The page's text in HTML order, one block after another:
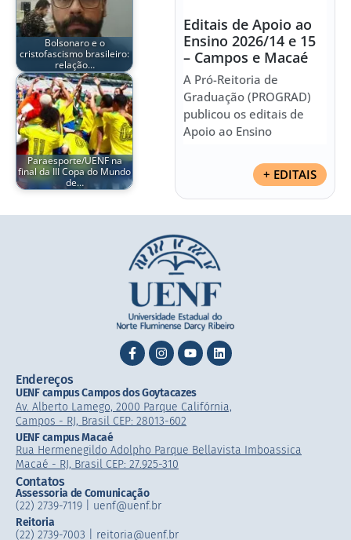
Bolsonaro e o
cristofascismo brasileiro:
relação…
Paraesporte/UENF na
final da III Copa do Mundo
de…
Editais de Apoio ao
Ensino 2026/14 e 15
– Campos e Macaé
A Pró-Reitoria de
Graduação (PROGRAD)
publicou os editais de
Apoio ao Ensino
+ EDITAIS
Endereços
UENF campus Campos dos Goytacazes
Av. Alberto Lamego, 2000 Parque Califórnia,
Campos - RJ, Brasil CEP: 28013-602
UENF campus Macaé
Rua Hermenegildo Adolpho Parque Bellavista Imboassica
Macaé - RJ, Brasil CEP: 27.925-310
Contatos
Assessoria de Comunicação
(22) 2739-7119 | uenf@uenf.br
Reitoria
(22) 2739-7003 |​ reitoria@uenf.br